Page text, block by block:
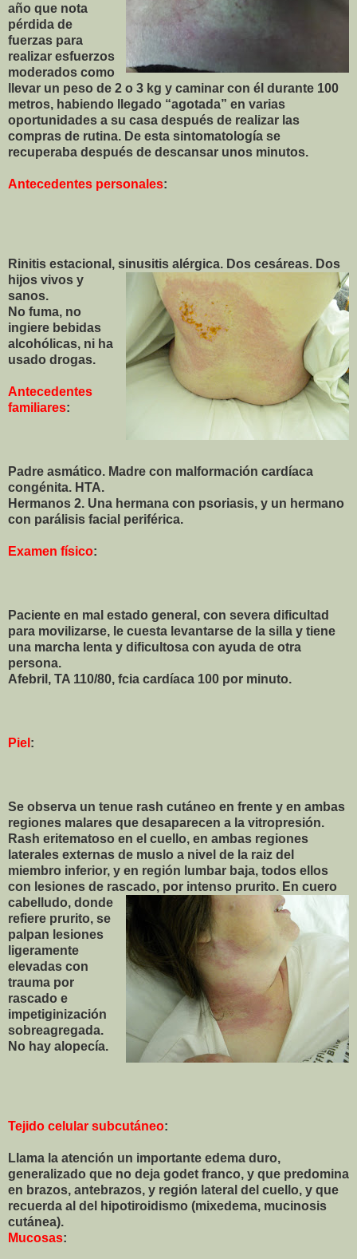
año que nota
pérdida de
fuerzas para
realizar esfuerzos
moderados como
llevar un peso de 2 o 3 kg y caminar con él durante 100
metros, habiendo llegado “agotada” en varias
oportunidades a su casa después de realizar las
compras de rutina. De esta sintomatología se
recuperaba después de descansar unos minutos.
Antecedentes personales:
Rinitis estacional, sinusitis alérgica. Dos cesáreas. Dos
hijos vivos y
sanos.
No fuma, no
ingiere bebidas
alcohólicas, ni ha
usado drogas.
Antecedentes
familiares:
Padre asmático. Madre con malformación cardíaca
congénita. HTA.
Hermanos 2. Una hermana con psoriasis, y un hermano
con parálisis facial periférica.
Examen físico:
Paciente en mal estado general, con severa dificultad
para movilizarse, le cuesta levantarse de la silla y tiene
una marcha lenta y dificultosa con ayuda de otra
persona.
Afebril, TA 110/80, fcia cardíaca 100 por minuto.
Piel :
Se observa un tenue rash cutáneo en frente y en ambas
regiones malares que desaparecen a la vitropresión.
Rash eritematoso en el cuello, en ambas regiones
laterales externas de muslo a nivel de la raiz del
miembro inferior, y en región lumbar baja, todos ellos
con lesiones de rascado, por intenso prurito. En cuero
cabelludo, donde
refiere prurito, se
palpan lesiones
ligeramente
elevadas con
trauma por
rascado e
impetiginización
sobreagregada.
No hay alopecía.
Tejido celular subcutáneo:
Llama la atención un importante edema duro,
generalizado que no deja godet franco, y que predomina
en brazos, antebrazos, y región lateral del cuello, y que
recuerda al del hipotiroidismo (mixedema, mucinosis
cutánea).
Mucosas: